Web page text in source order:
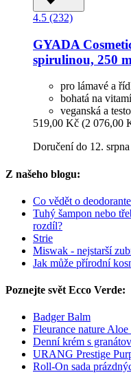
4.5 (232)
GYADA
spirulinou, 250
pro lámavé a
bohatá na
veganská a
519,00 Kč (2 076,00
Doručení do 12. srpna
Z našeho blogu:
Co vědět o
Tuhý šampon nebo
rozdíl?
Strie
Miswak - nejstarší
Jak může přírodní
Poznejte svět Ecco Verde:
Badger Balm
Fleurance nature
Denní krém s
URANG Prestige
Roll-On sada